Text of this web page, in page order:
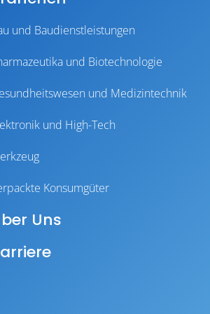
und Baudienstleistungen
und Biotechnologie
und Medizintechnik
und High-Tech
Konsumgüter
Uns